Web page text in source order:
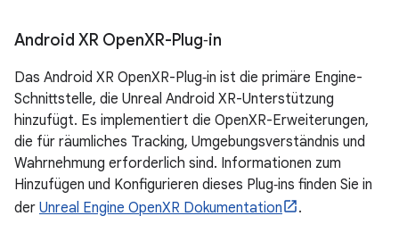
Android XR OpenXR-Plug‑in
Das Android XR OpenXR-Plug‑in ist die primäre Engine-
Schnittstelle, die Unreal Android XR-Unterstützung
hinzufügt. Es implementiert die OpenXR-Erweiterungen,
die für räumliches Tracking, Umgebungsverständnis und
Wahrnehmung erforderlich sind. Informationen zum
Hinzufügen und Konfigurieren dieses Plug‑ins finden Sie in
der Unreal Engine OpenXR Dokumentation .